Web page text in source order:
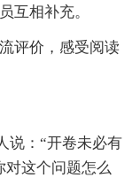
互相补充。
评价，感受阅读
说：“开卷未必有
对这个问题怎么